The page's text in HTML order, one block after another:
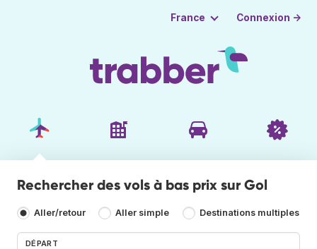
France Connexion →
Rechercher des vols à bas prix sur Gol
Aller/retour Aller simple Destinations multiples
DÉPART